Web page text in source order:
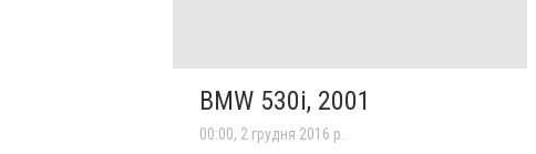
BMW 530i, 2001
00:00, 2 грудня 2016 р.